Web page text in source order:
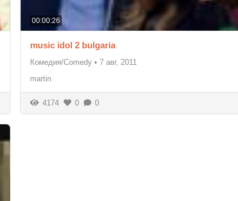
00:00:26
music idol 2 bulgaria
Комедия/Comedy • 7 авг, 2011
martin
4174 0 0